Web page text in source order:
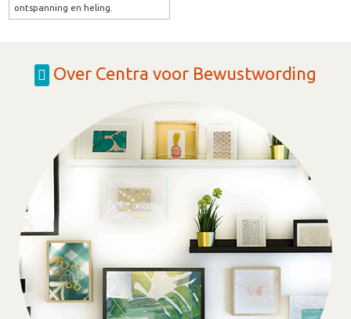
ontspanning en heling.
Over Centra voor Bewustwording